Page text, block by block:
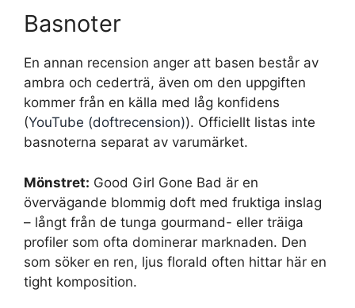
Basnoter
En annan recension anger att basen består av
ambra och cederträ, även om den uppgiften
kommer från en källa med låg konfidens
(YouTube (doftrecension)). Officiellt listas inte
basnoterna separat av varumärket.
Mönstret: Good Girl Gone Bad är en
övervägande blommig doft med fruktiga inslag
– långt från de tunga gourmand- eller träiga
profiler som ofta dominerar marknaden. Den
som söker en ren, ljus florald often hittar här en
tight komposition.